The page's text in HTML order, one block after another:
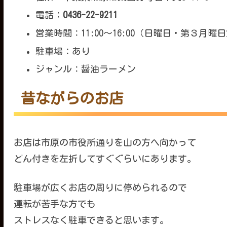
電話： 0436-22-9211
営業時間：11:00～16:00（日曜日・第３月曜
駐車場：あり
ジャンル：醤油ラーメン
昔ながらのお店
お店は市原の市役所通りを山の方へ向かって
どん付きを左折してすぐぐらいにあります。
駐車場が広くお店の周りに停められるので
運転が苦手な方でも
ストレスなく駐車できると思います。